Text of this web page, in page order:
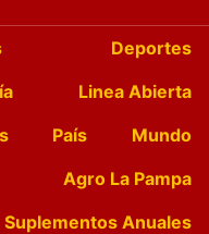
Deportes
Linea Abierta
País
Mundo
Agro La Pampa
Suplementos Anuales